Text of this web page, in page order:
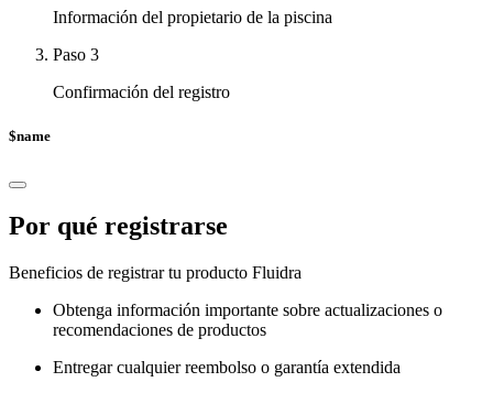
Información del propietario de la piscina
Paso 3
Confirmación del registro
$name
Por qué registrarse
Beneficios de registrar tu producto Fluidra
Obtenga información importante sobre actualizaciones o
recomendaciones de productos
Entregar cualquier reembolso o garantía extendida